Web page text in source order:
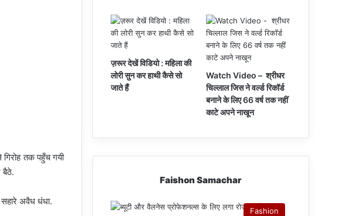
तक पहुँच गयी
बैठे.
अवैध धंधा.
ज़रूर देखें विडियो : महिला की
लोरी सुन कर हाथी कैसे सो
जाते हैं
Watch Video – श्रीधर
चिल्लाल जिस ने वर्ल्ड रिकॉर्ड
बनाने के लिए 66 वर्ष तक नहीं
काटे अपने नाखून
Faishon Samachar
Fashion